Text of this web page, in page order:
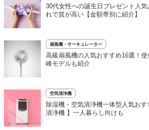
30代女性への誕生日プレゼント人
れで質が高い【金額帯別に紹介】
扇風機・サーキュレーター
高級扇風機の人気おすすめ16選！
峰モデルも紹介
空気清浄機
除湿機・空気清浄機一体型人気お
清浄機 】一人暮らし向けも